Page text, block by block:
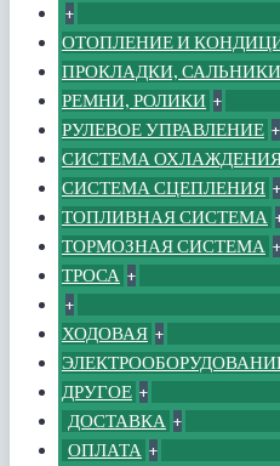
+
ОТОПЛЕНИЕ И
ПРОКЛАДКИ, САЛЬНИКИ
РЕМНИ, РОЛИКИ +
РУЛЕВОЕ УПРАВЛЕНИЕ +
СИСТЕМА
СИСТЕМА СЦЕПЛЕНИЯ +
ТОПЛИВНАЯ СИСТЕМА
ТОРМОЗНАЯ СИСТЕМА +
ТРОСА +
+
ХОДОВАЯ +
ДРУГОЕ +
ДОСТАВКА +
ОПЛАТА +